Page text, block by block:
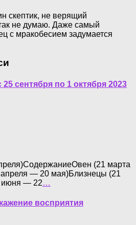
скептик, не верящий
не думаю. Даже самый
с мракобесием задумается
сентября по 1 октября 2023
(21 марта
— 20 мая)Близнецы (21
июня — 22…
восприятия